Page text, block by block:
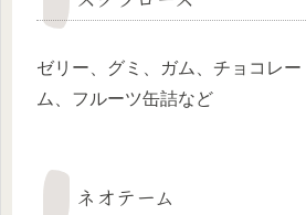
ゼリー、グミ、ガム、チョコレ
ム、フルーツ缶詰など
ネオテーム